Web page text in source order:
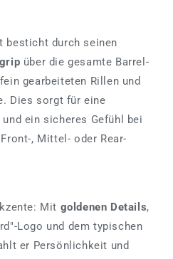
besticht durch seinen
über die gesamte Barrel-
gearbeiteten Rillen und
Dies sorgt für eine
ein sicheres Gefühl bei
, Mittel- oder Rear-
Mit goldenen Details,
Logo und dem typischen
er Persönlichkeit und